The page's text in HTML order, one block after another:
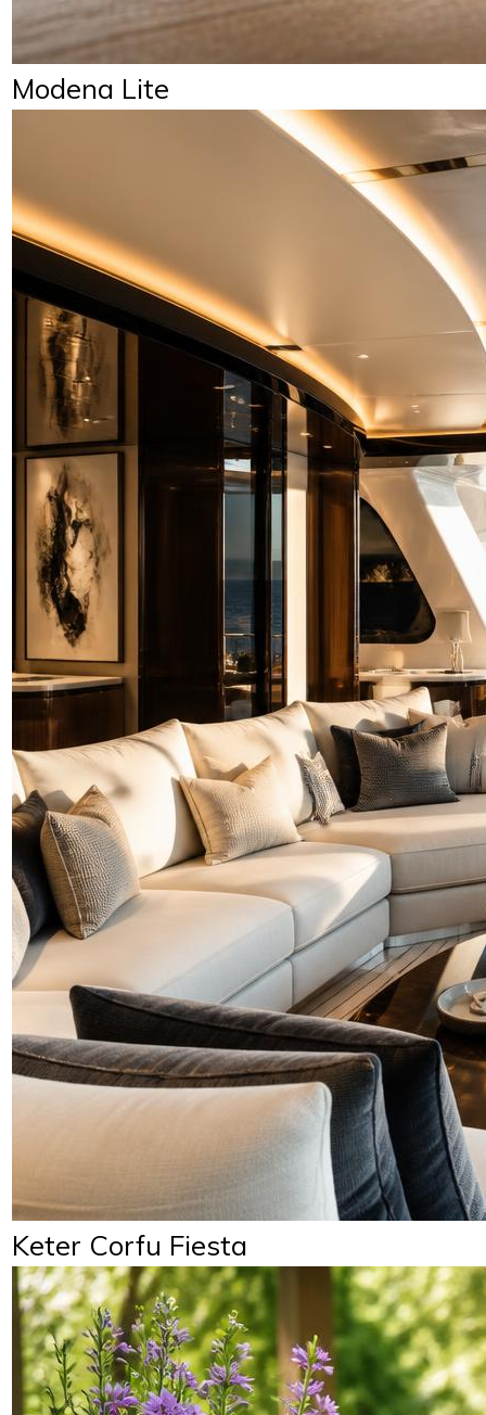
Modena Lite
Keter Corfu Fiesta